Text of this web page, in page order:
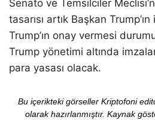
Senato ve Temsilciler
tasarısı artık Başkan
Trump’ın onay vermesi
Trump yönetimi altında
para yasası olacak.
Bu içerikteki görseller Kriptofoni
olarak hazırlanmıştır. Kaynak